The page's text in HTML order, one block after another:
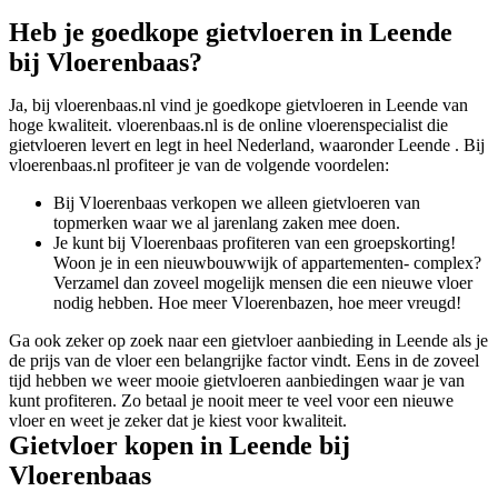
Heb je goedkope gietvloeren in Leende
bij Vloerenbaas?
Ja, bij vloerenbaas.nl vind je goedkope gietvloeren in Leende van
hoge kwaliteit. vloerenbaas.nl is de online vloerenspecialist die
gietvloeren levert en legt in heel Nederland, waaronder Leende . Bij
vloerenbaas.nl profiteer je van de volgende voordelen:
Bij Vloerenbaas verkopen we alleen gietvloeren van
topmerken waar we al jarenlang zaken mee doen.
Je kunt bij Vloerenbaas profiteren van een groepskorting!
Woon je in een nieuwbouwwijk of appartementen- complex?
Verzamel dan zoveel mogelijk mensen die een nieuwe vloer
nodig hebben. Hoe meer Vloerenbazen, hoe meer vreugd!
Ga ook zeker op zoek naar een gietvloer aanbieding in Leende als je
de prijs van de vloer een belangrijke factor vindt. Eens in de zoveel
tijd hebben we weer mooie gietvloeren aanbiedingen waar je van
kunt profiteren. Zo betaal je nooit meer te veel voor een nieuwe
vloer en weet je zeker dat je kiest voor kwaliteit.
Gietvloer kopen in Leende bij
Vloerenbaas